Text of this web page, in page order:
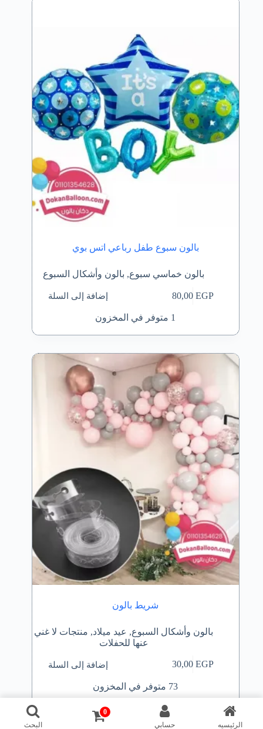
بالون سبوع طفل رباعي اتس بوي
بالون خماسي سبوع, بالون وأشكال السبوع
80,00EGP إضافة إلى السلة
1 متوفر في المخزون
شريط بالون
بالون وأشكال السبوع, عيد ميلاد, منتجات لا غني
عنها للحفلات
30,00EGP إضافة إلى السلة
73 متوفر في المخزون
الرئيسيه حسابي
0
البحث